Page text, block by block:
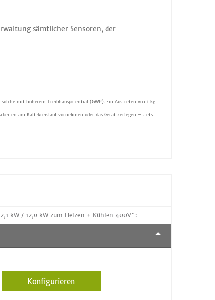
sämtlicher Sensoren, der
mit höherem Treibhauspotential (GWP). Ein Austreten von 1 kg
am Kältekreislauf vornehmen oder das Gerät zerlegen – stets
kW / 12,0 kW zum Heizen + Kühlen 400V":
Konfigurieren